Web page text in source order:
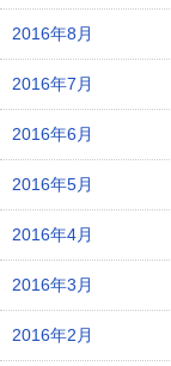
2016年8月
2016年7月
2016年6月
2016年5月
2016年4月
2016年3月
2016年2月